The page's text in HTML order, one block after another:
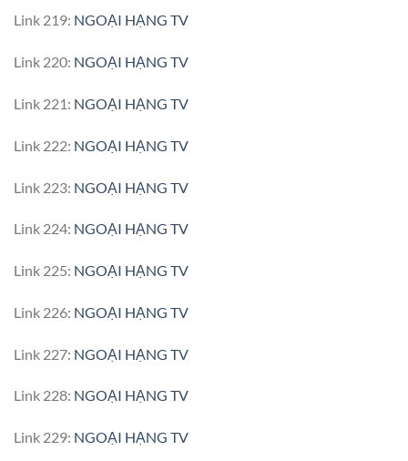
Link 219: NGOẠI HẠNG TV
Link 220: NGOẠI HẠNG TV
Link 221: NGOẠI HẠNG TV
Link 222: NGOẠI HẠNG TV
Link 223: NGOẠI HẠNG TV
Link 224: NGOẠI HẠNG TV
Link 225: NGOẠI HẠNG TV
Link 226: NGOẠI HẠNG TV
Link 227: NGOẠI HẠNG TV
Link 228: NGOẠI HẠNG TV
Link 229: NGOẠI HẠNG TV